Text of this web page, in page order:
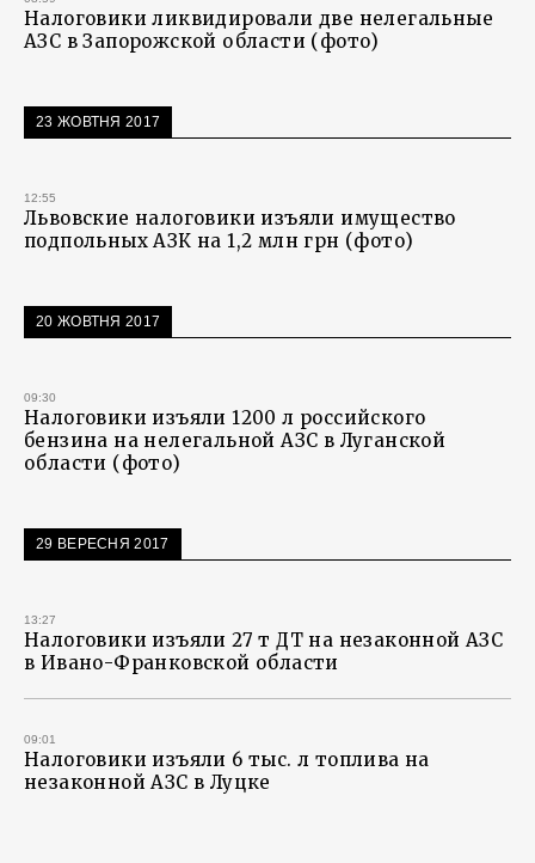
Налоговики ликвидировали две нелегальные
АЗС в Запорожской области (фото)
23 ЖОВТНЯ 2017
12:55
Львовские налоговики изъяли имущество
подпольных АЗК на 1,2 млн грн (фото)
20 ЖОВТНЯ 2017
09:30
Налоговики изъяли 1200 л российского
бензина на нелегальной АЗС в Луганской
области (фото)
29 ВЕРЕСНЯ 2017
13:27
Налоговики изъяли 27 т ДТ на незаконной АЗС
в Ивано-Франковской области
09:01
Налоговики изъяли 6 тыс. л топлива на
незаконной АЗС в Луцке